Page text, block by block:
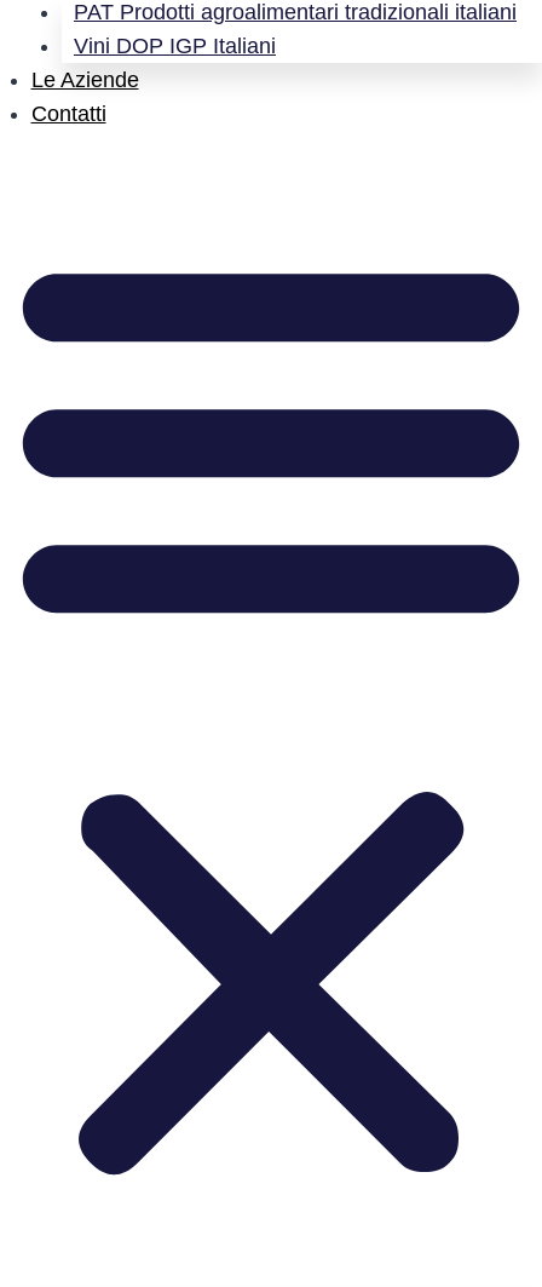
PAT Prodotti agroalimentari tradizionali italiani
Vini DOP IGP Italiani
Le Aziende
Contatti